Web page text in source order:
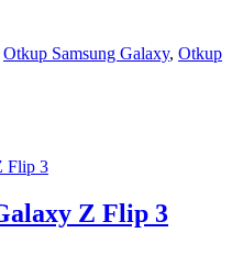
Otkup Samsung Galaxy, Otkup
Z Flip 3